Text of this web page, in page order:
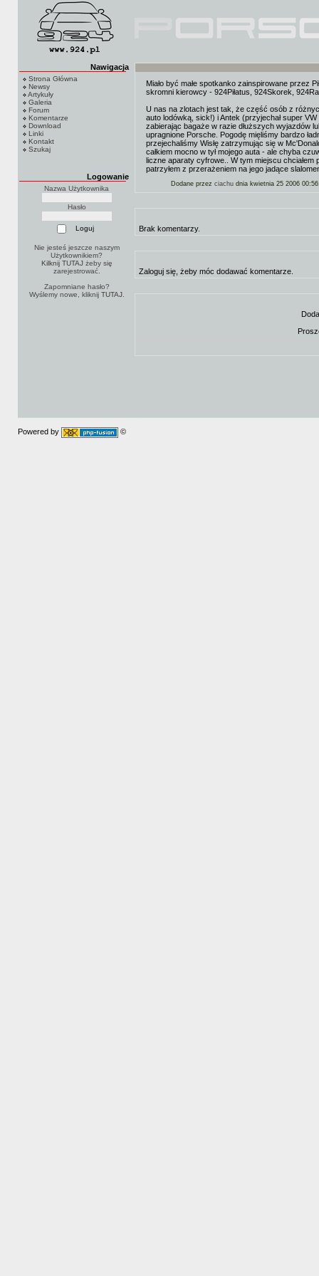
Nawigacja
Strona Główna
Newsy
Artykuły
Galeria
Forum
Komentarze
Download
Linki
Kontakt
Szukaj
Logowanie
Nazwa Użytkownika
Hasło
Nie jesteś jeszcze naszym
Użytkownikiem?
Kilknij TUTAJżeby się
zarejestrować.
Zapomniane hasło?
Wyślemy nowe, kliknij TUTAJ.
Miało być małe spotkanko zainspirowane przez
skromni kierowcy - 924Piłatus, 924Skorek,
U nas na zlotach jest tak, że część osób z
auto lodówką, sick!) i Antek (przyjechał super
zabierając bagaże w razie dłuższych wyjazdów
upragnione Porsche. Pogodę mięliśmy bardzo
przejechaliśmy Wisłę zatrzymując się w
całkiem mocno w tył mojego auta - ale chyba
liczne aparaty cyfrowe.. W tym miejscu
patrzyłem z przerażeniem na jego jadące
Dodane przez ciachu dnia kwietnia 25 2006
Brak komentarzy.
Zaloguj się, żeby móc dodawać komentarze.
Powered by ©